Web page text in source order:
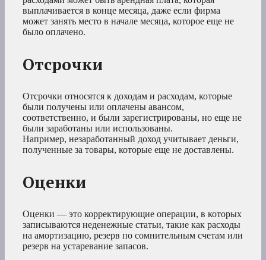
выплачивается в конце месяца, даже если фирма
может занять место в начале месяца, которое еще не
было оплачено.
Отсрочки
Отсрочки относятся к доходам и расходам, которые
были получены или оплачены авансом,
соответственно, и были зарегистрированы, но еще не
были заработаны или использованы.
Например, незаработанный доход учитывает деньги,
полученные за товары, которые еще не доставлены.
Оценки
Оценки — это корректирующие операции, в которых
записываются неденежные статьи, такие как расходы
на амортизацию, резерв по сомнительным счетам или
резерв на устаревание запасов.